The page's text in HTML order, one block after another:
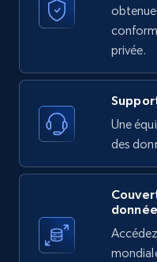
LinkedIn posts -
company URL
URL, ID, User id, Use
text, Date posted,
11.3K+
X (formerly
ID, User posted,
posted, Photos,
privée.
Une
des